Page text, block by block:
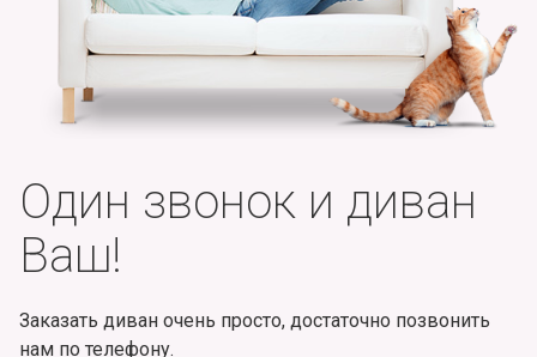
Один звонок и диван
Ваш!
Заказать диван очень просто, достаточно позвонить
нам по телефону.